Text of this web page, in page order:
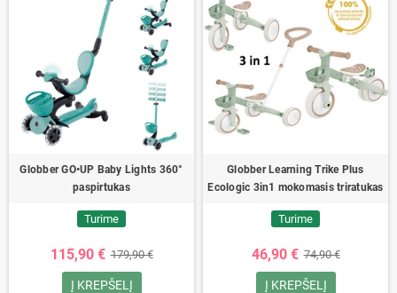
Globber GO•UP Baby Lights 360°
paspirtukas
Turime
115,90 € 179,90 €
Į KREPŠELĮ
Globber Learning Trike Plus
Ecologic 3in1 mokomasis triratukas
Turime
46,90 € 74,90 €
Į KREPŠELĮ